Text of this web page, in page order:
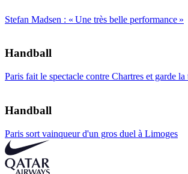
Stefan Madsen : « Une très belle performance »
Handball
Paris fait le spectacle contre Chartres et garde la
Handball
Paris sort vainqueur d'un gros duel à Limoges